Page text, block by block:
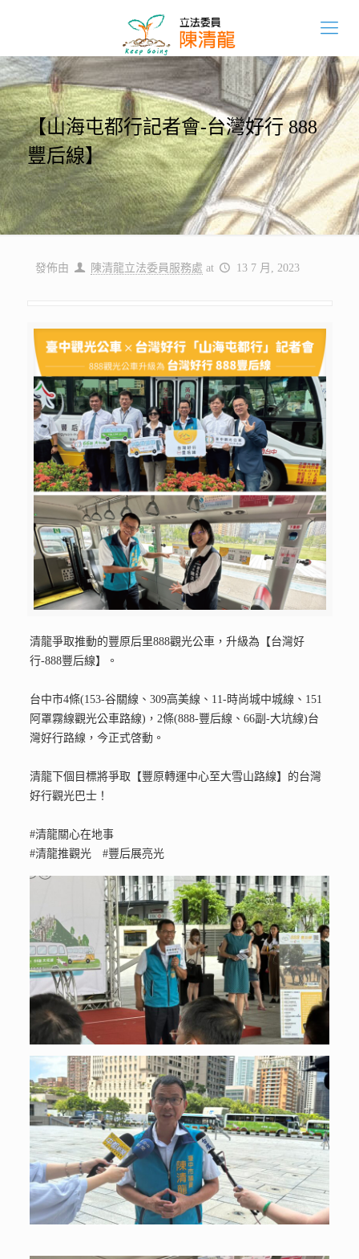
【山海屯都行記者會-台灣好行 888
豐后線】
發佈由 陳清龍立法委員服務處 at 13 7 月, 2023
清龍爭取推動的豐原后里888觀光公車，升級為【台灣好
行-888豐后線】。
台中市4條(153-谷關線、309高美線、11-時尚城中城線、151
阿罩霧線觀光公車路線)，2條(888-豐后線、66副-大坑線)台
灣好行路線，今正式啓動。
清龍下個目標將爭取【豐原轉運中心至大雪山路線】的台灣
好行觀光巴士！
#清龍關心在地事
#清龍推觀光 #豐后展亮光